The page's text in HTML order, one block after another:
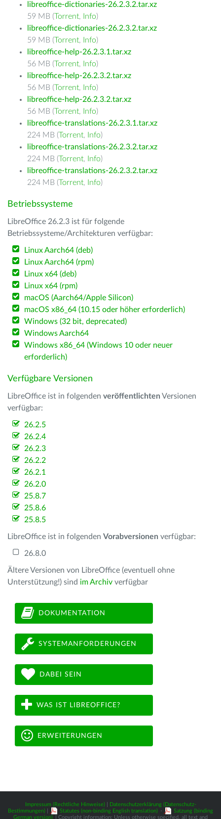
libreoffice-dictionaries-26.2.3.2.tar.xz
59 MB (Torrent, Info)
libreoffice-dictionaries-26.2.3.2.tar.xz
59 MB (Torrent, Info)
libreoffice-help-26.2.3.1.tar.xz
56 MB (Torrent, Info)
libreoffice-help-26.2.3.2.tar.xz
56 MB (Torrent, Info)
libreoffice-help-26.2.3.2.tar.xz
56 MB (Torrent, Info)
libreoffice-translations-26.2.3.1.tar.xz
224 MB (Torrent, Info)
libreoffice-translations-26.2.3.2.tar.xz
224 MB (Torrent, Info)
libreoffice-translations-26.2.3.2.tar.xz
224 MB (Torrent, Info)
Betriebssysteme
LibreOffice 26.2.3 ist für folgende
Betriebssysteme/Architekturen verfügbar:
Linux Aarch64 (deb)
Linux Aarch64 (rpm)
Linux x64 (deb)
Linux x64 (rpm)
macOS (Aarch64/Apple Silicon)
macOS x86_64 (10.15 oder höher erforderlich)
Windows (32 bit, deprecated)
Windows Aarch64
Windows x86_64 (Windows 10 oder neuer
erforderlich)
Verfügbare Versionen
LibreOffice ist in folgenden veröffentlichten Versionen
verfügbar:
26.2.5
26.2.4
26.2.3
26.2.2
26.2.1
26.2.0
25.8.7
25.8.6
25.8.5
LibreOffice ist in folgenden Vorabversionen verfügbar:
26.8.0
Ältere Versionen von LibreOffice (eventuell ohne
Unterstützung!) sind im Archiv verfügbar
DOKUMENTATION
SYSTEMANFORDERUNGEN
DABEI SEIN
WAS IST LIBREOFFICE?
ERWEITERUNGEN
Impressum (Rechtliche Hinweise)|
Datenschutzerklärung (Datenschutz-
Bestimmungen)
Statutes (non-binding English translation) -
Satzung (binding
German version)
| Copyright information: Unless otherwise specified, all text and